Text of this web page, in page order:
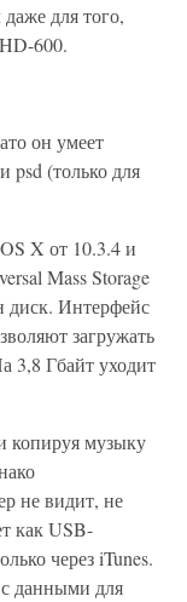
для того,
600.
он умеет
psd (только для
X от 10.3.4 и
Mass Storage
диск. Интерфейс
загружать
3,8 Гбайт уходит
копируя музыку
не видит, не
как USB-
через iTunes.
данными для